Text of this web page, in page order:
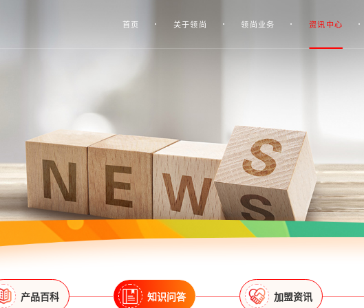
首页 关于领尚 领尚业务 资讯中心
产品百科 知识问答 加盟资讯